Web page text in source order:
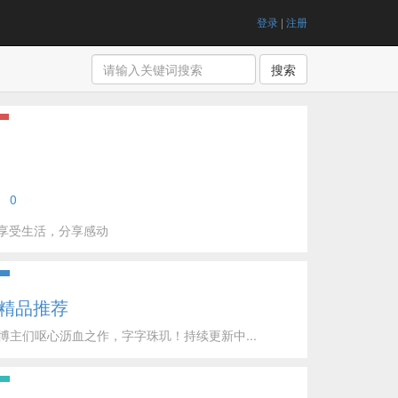
登录 | 注册
搜索
0
受生活，分享感动
品推荐
主们呕心沥血之作，字字珠玑！持续更新中...